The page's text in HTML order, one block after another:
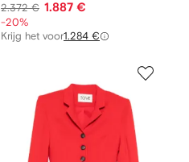
2.372 € 1.887 €
-20%
Krijg het voor1.284 €